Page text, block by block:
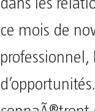
dans les
ce mois de